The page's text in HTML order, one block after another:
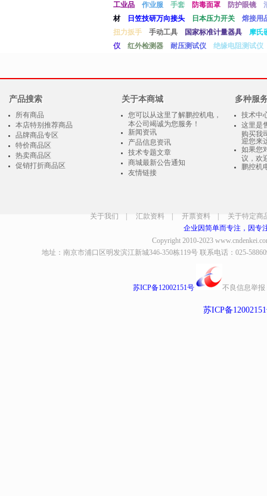
工业品
作业服 手套 防毒面罩 防护眼镜
材
日笠技研万向接头 日本压力开关
熔接用
扭力扳手
手动工具 国家标准计量器具
摩氏
仪
红外检测器 耐压测试仪 绝缘电阻测试仪
产品搜索
所有商品
本店特别推荐商品
品牌商品专区
特价商品区
热卖商品区
促销打折商品区
关于本商城
您可以从这里了解鹏控机电，
本公司竭诚为您服务！
新闻资讯
产品信息资讯
技术专题文章
商城最新公告通知
友情链接
多种服
技术中
这里是
购买我
迎您来
如果您
议，欢
鹏控机
关于我们 汇款资料 开票资料
关于特定商
企业因简单而专注，因专
Copyright 2010-2023
地址：南京市浦口区明发滨江新城346-350栋119号 联系电话：025-
苏ICP备12002151号 不良信息举报
苏ICP备